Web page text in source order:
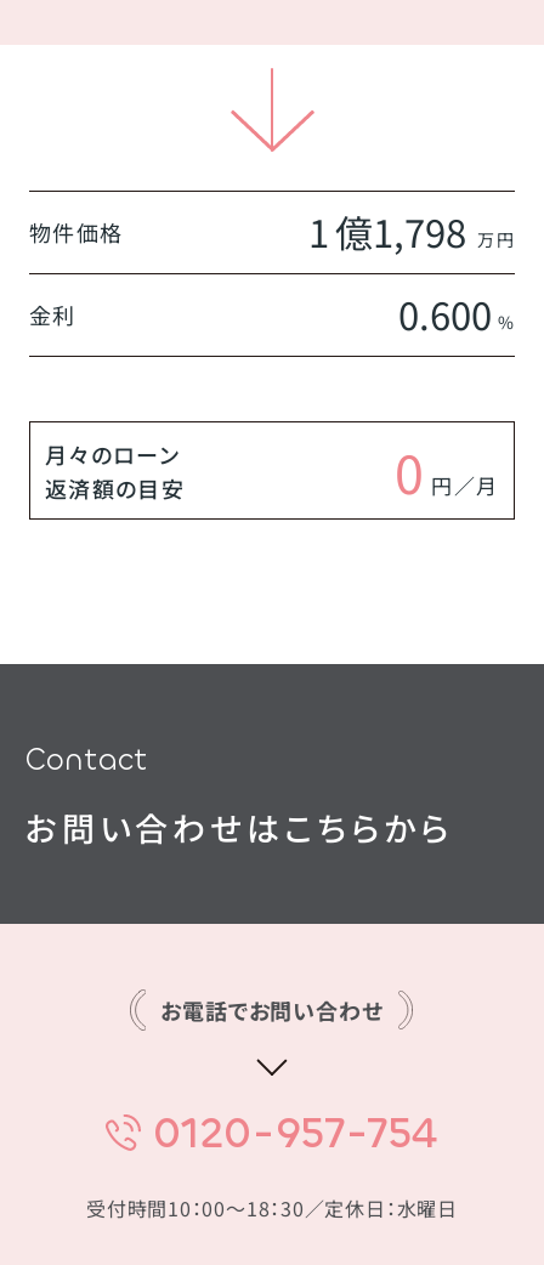
物件価格 1億1,798 万円
金利 0.600 %
月々のローン
返済額の目安
0 円／月
Contact
お問い合わせはこちらから
お電話でお問い合わせ
0120-957-754
受付時間10：00〜18：30／定休日：水曜日